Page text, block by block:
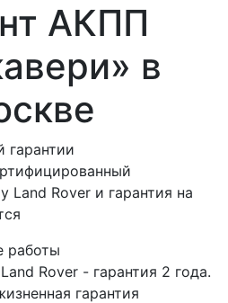
АКПП
в
гарантии
Land Rover и гарантия на
работы
Rover - гарантия 2 года.
гарантия